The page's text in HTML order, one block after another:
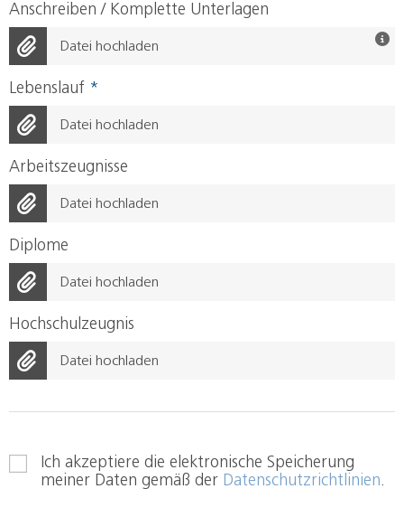
Anschreiben / Komplette Unterlagen
Datei hochladen
Lebenslauf *
Datei hochladen
Arbeitszeugnisse
Datei hochladen
Diplome
Datei hochladen
Hochschulzeugnis
Datei hochladen
Ich akzeptiere die elektronische Speicherung
meiner Daten gemäß der Datenschutzrichtlinien.